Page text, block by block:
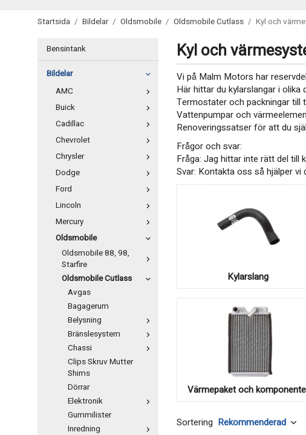
Startsida / Bildelar / Oldsmobile / Oldsmobile Cutlass / Kyl och
Bensintank
Bildelar
AMC
Buick
Cadillac
Chevrolet
Chrysler
Dodge
Ford
Lincoln
Mercury
Oldsmobile
Oldsmobile 88, 98,
Starfire
Oldsmobile Cutlass
Avgas
Bagagerum
Belysning
Bränslesystem
Chassi
Clips Skruv Mutter
Shims
Dörrar
Elektronik
Gummilister
Inredning
Kyl och
Vi på Malm Motors har
Här hittar du kylarslangar i
Termostater och packningar till
Vattenpumpar och
Renoveringssatser för att du
Frågor och svar:
Fråga: Jag hittar inte rätt del till
​​​​​​​Svar: Kontakta oss så hjälper vi
Kylarslang
Värmepaket och
Sortering